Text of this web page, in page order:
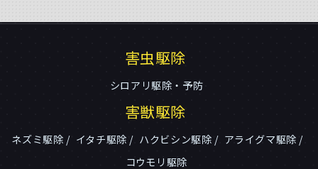
害虫駆除
シロアリ駆除・予防
害獣駆除
ネズミ駆除 イタチ駆除 ハクビシン駆除
アライグマ駆除
コウモリ駆除